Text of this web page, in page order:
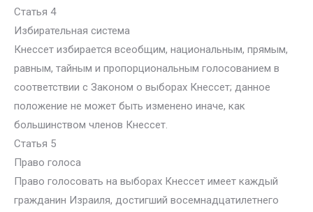
Статья 4
Избирательная система
Кнессет избирается всеобщим, национальным, прямым,
равным, тайным и пропорциональным голосованием в
соответствии с Законом о выборах Кнессет; данное
положение не может быть изменено иначе, как
большинством членов Кнессет.
Статья 5
Право голоса
Право голосовать на выборах Кнессет имеет каждый
гражданин Израиля, достигший восемнадцатилетнего